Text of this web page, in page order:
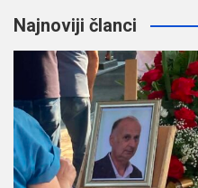
Najnoviji članci